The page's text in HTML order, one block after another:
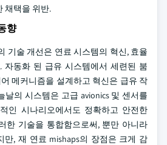
채택을 위반.
향
기술 개선은 연료 시스템의 혁신, 효율
자동화 된 급유 시스템에서 세련된 붐
메커니즘을 설계하고 혁신은 급유 작
날의 시스템은 고급 avionics 및 센서를
인 시나리오에서도 정확하고 안전한
한 기술을 통합함으로써, 뿐만 아니라
만, 재 연료 mishaps의 장점은 크게 감